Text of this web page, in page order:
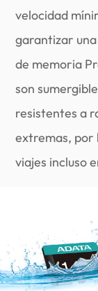
velocidad
garantizar
de memoria
son
resistentes a
extremas, por
viajes incluso